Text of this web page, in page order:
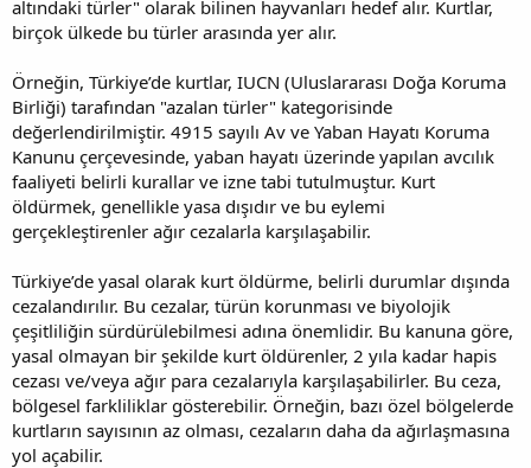
altındaki türler" olarak bilinen hayvanları hedef alır. Kurtlar,
birçok ülkede bu türler arasında yer alır.
Örneğin, Türkiye’de kurtlar, IUCN (Uluslararası Doğa Koruma
Birliği) tarafından "azalan türler" kategorisinde
değerlendirilmiştir. 4915 sayılı Av ve Yaban Hayatı Koruma
Kanunu çerçevesinde, yaban hayatı üzerinde yapılan avcılık
faaliyeti belirli kurallar ve izne tabi tutulmuştur. Kurt
öldürmek, genellikle yasa dışıdır ve bu eylemi
gerçekleştirenler ağır cezalarla karşılaşabilir.
Türkiye’de yasal olarak kurt öldürme, belirli durumlar dışında
cezalandırılır. Bu cezalar, türün korunması ve biyolojik
çeşitliliğin sürdürülebilmesi adına önemlidir. Bu kanuna göre,
yasal olmayan bir şekilde kurt öldürenler, 2 yıla kadar hapis
cezası ve/veya ağır para cezalarıyla karşılaşabilirler. Bu ceza,
bölgesel farkliliklar gösterebilir. Örneğin, bazı özel bölgelerde
kurtların sayısının az olması, cezaların daha da ağırlaşmasına
yol açabilir.